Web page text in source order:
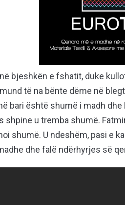
bjeshkën e fshatit, duke
të na bënte dëme në
bari është shumë i madh
shpine u tremba shumë.
shumë. U ndeshëm, pasi e
dhe falë ndërhyrjes së